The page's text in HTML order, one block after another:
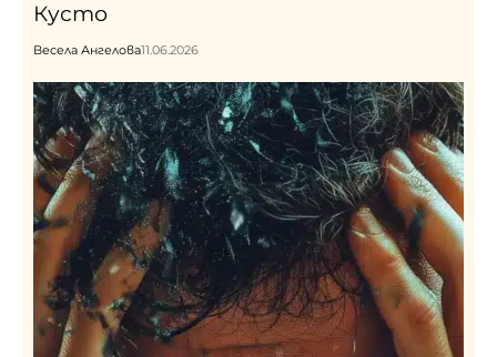
Кусто
Весела Ангелова11.06.2026